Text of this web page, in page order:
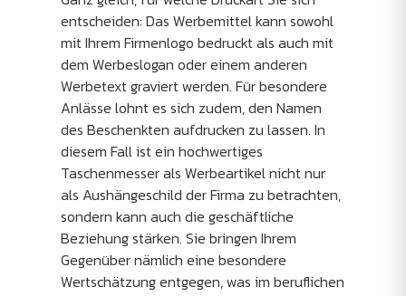
entscheiden: Das Werbemittel kann sowohl
mit Ihrem Firmenlogo bedruckt als auch mit
dem Werbeslogan oder einem anderen
Werbetext graviert werden. Für besondere
Anlässe lohnt es sich zudem, den Namen
des Beschenkten aufdrucken zu lassen. In
diesem Fall ist ein hochwertiges
Taschenmesser als Werbeartikel nicht nur
als Aushängeschild der Firma zu betrachten,
sondern kann auch die geschäftliche
Beziehung stärken. Sie bringen Ihrem
Gegenüber nämlich eine besondere
Wertschätzung entgegen, was im beruflichen